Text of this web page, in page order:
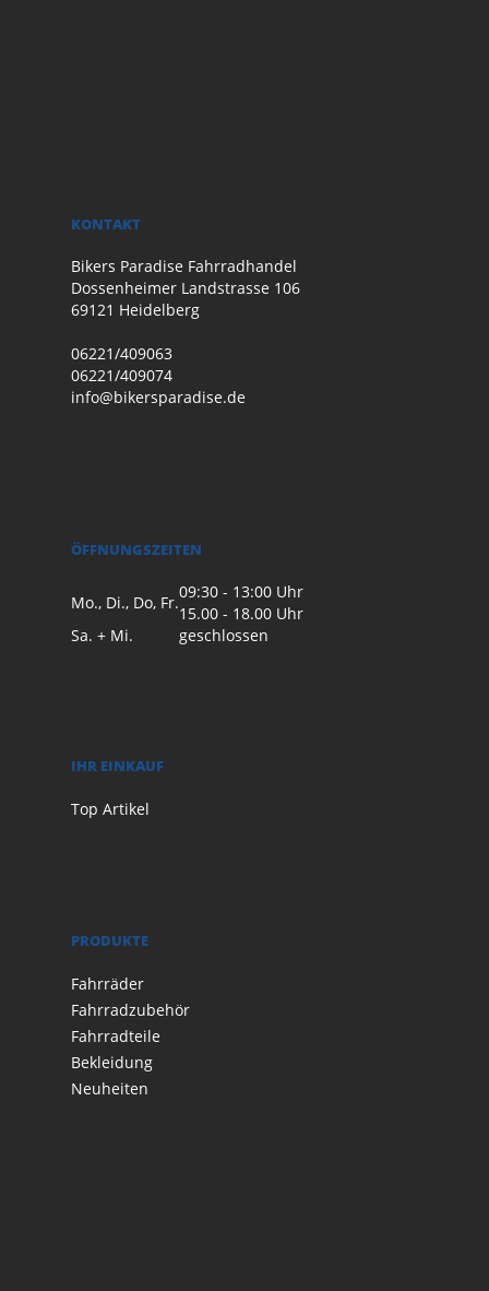
KONTAKT
Bikers Paradise Fahrradhandel
Dossenheimer Landstrasse 106
69121 Heidelberg
06221/409063
06221/409074
info@bikersparadise.de
ÖFFNUNGSZEITEN
Mo., Di., Do, Fr.
09:30 - 13:00 Uhr
15.00 - 18.00 Uhr
Sa. + Mi.
geschlossen
IHR EINKAUF
Top Artikel
PRODUKTE
Fahrräder
Fahrradzubehör
Fahrradteile
Bekleidung
Neuheiten